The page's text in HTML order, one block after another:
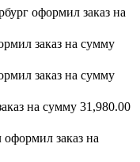
оформил заказ на
заказ на сумму
заказ на сумму
на сумму 31,980.00
заказ на